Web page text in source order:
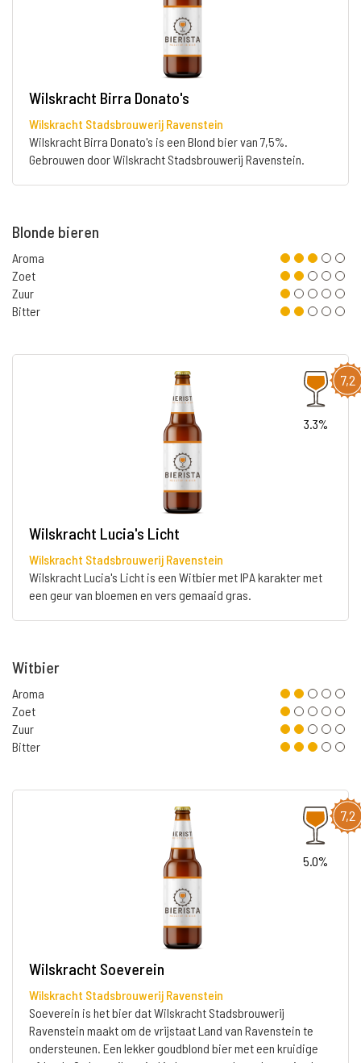
Wilskracht Birra Donato's
Wilskracht Stadsbrouwerij Ravenstein
Wilskracht Birra Donato's is een Blond bier van 7,5%.
Gebrouwen door Wilskracht Stadsbrouwerij Ravenstein.
Blonde bieren
Aroma
Zoet
Zuur
Bitter
7,2
3.3%
Wilskracht Lucia's Licht
Wilskracht Stadsbrouwerij Ravenstein
Wilskracht Lucia's Licht is een Witbier met IPA karakter met
een geur van bloemen en vers gemaaid gras.
Witbier
Aroma
Zoet
Zuur
Bitter
7,2
5.0%
Wilskracht Soeverein
Wilskracht Stadsbrouwerij Ravenstein
Soeverein is het bier dat Wilskracht Stadsbrouwerij
Ravenstein maakt om de vrijstaat Land van Ravenstein te
ondersteunen. Een lekker goudblond bier met een kruidige